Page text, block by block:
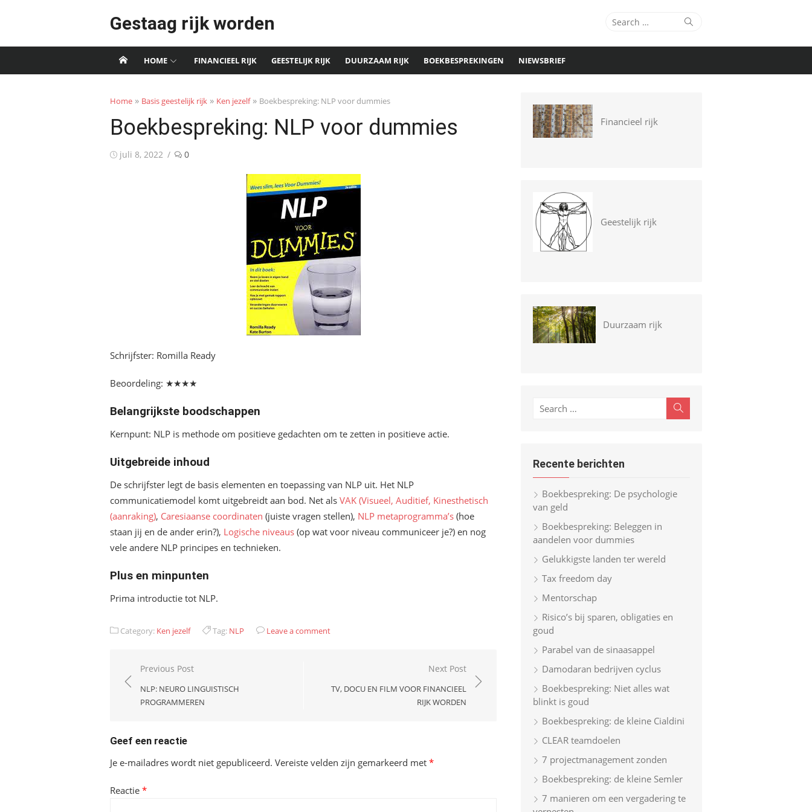
Gestaag rijk worden
Search
Search
HOME FINANCIEEL RIJK GEESTELIJK RIJK DUURZAAM RIJK BOEKBESPREKINGEN NIEWSBRIEF
Home » Basis geestelijk rijk » Ken jezelf» Boekbespreking: NLP voor dummies
Boekbespreking: NLP voor dummies
Posted
juli 8, 2022 0
Schrijfster: Romilla Ready
Beoordeling: ★★★★
Belangrijkste boodschappen
Kernpunt: NLP is methode om positieve gedachten om te zetten in positieve actie.
Uitgebreide inhoud
De schrijfster legt de basis elementen en toepassing van NLP uit. Het NLP
communicatiemodel komt uitgebreidt aan bod. Net als VAK (Visueel, Auditief, Kinesthetisch
(aanraking), Caresiaanse coordinaten (juiste vragen stellen), NLP metaprogramma’s (hoe
staan jij en de ander erin?), Logische niveaus (op wat voor niveau communiceer je?) en nog
vele andere NLP principes en technieken.
Plus en minpunten
Prima introductie tot NLP.
Category: Ken jezelf Tag: NLP Leave a comment
Bericht
navigatie
Previous Post
NLP: NEURO LINGUISTISCH
PROGRAMMEREN
Next Post
TV, DOCU EN FILM VOOR FINANCIEEL
RIJK WORDEN
Geef een reactie
Je e-mailadres wordt niet gepubliceerd. Vereiste velden zijn gemarkeerd met *
Reactie *
Financieel rijk
Geestelijk rijk
Duurzaam rijk
Search
Recente berichten
Boekbespreking: De psychologie
van geld
Boekbespreking: Beleggen in
aandelen voor dummies
Gelukkigste landen ter wereld
Tax freedom day
Mentorschap
Risico’s bij sparen, obligaties en
goud
Parabel van de sinaasappel
Damodaran bedrijven cyclus
Boekbespreking: Niet alles wat
blinkt is goud
Boekbespreking: de kleine Cialdini
CLEAR teamdoelen
7 projectmanagement zonden
Boekbespreking: de kleine Semler
7 manieren om een vergadering te